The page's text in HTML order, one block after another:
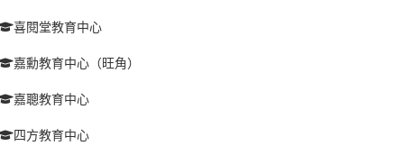
喜閱堂教育中心
嘉勳教育中心（旺角）
嘉聰教育中心
四方教育中心